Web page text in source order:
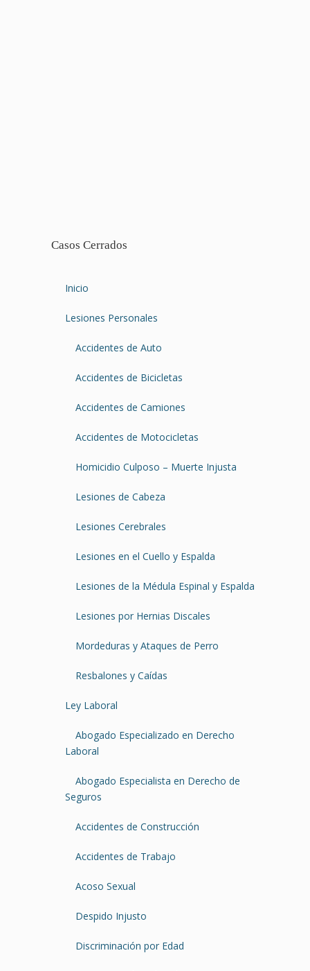
Casos Cerrados
Inicio
Lesiones Personales
Accidentes de Auto
Accidentes de Bicicletas
Accidentes de Camiones
Accidentes de Motocicletas
Homicidio Culposo – Muerte Injusta
Lesiones de Cabeza
Lesiones Cerebrales
Lesiones en el Cuello y Espalda
Lesiones de la Médula Espinal y Espalda
Lesiones por Hernias Discales
Mordeduras y Ataques de Perro
Resbalones y Caídas
Ley Laboral
Abogado Especializado en Derecho
Laboral
Abogado Especialista en Derecho de
Seguros
Accidentes de Construcción
Accidentes de Trabajo
Acoso Sexual
Despido Injusto
Discriminación por Edad